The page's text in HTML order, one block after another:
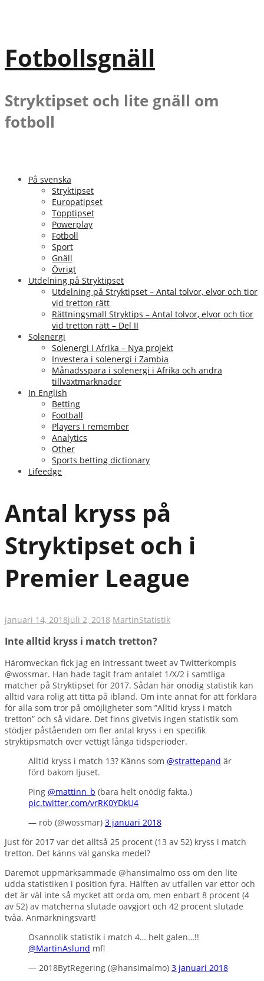
Fotbollsgnäll
Stryktipset och lite gnäll om
fotboll
På svenska
Stryktipset
Europatipset
Topptipset
Powerplay
Fotboll
Sport
Gnäll
Övrigt
Utdelning på Stryktipset
Utdelning på Stryktipset – Antal tolvor, elvor och tior
vid tretton rätt
Rättningsmall Stryktips – Antal tolvor, elvor och tior
vid tretton rätt – Del II
Solenergi
Solenergi i Afrika – Nya projekt
Investera i solenergi i Zambia
Månadsspara i solenergi i Afrika och andra
tillväxtmarknader
In English
Betting
Football
Players I remember
Analytics
Other
Sports betting dictionary
Lifeedge
Antal kryss på
Stryktipset och i
Premier League
januari 14, 2018juli 2, 2018 MartinStatistik
Inte alltid kryss i match tretton?
Häromveckan fick jag en intressant tweet av Twitterkompis
@wossmar. Han hade tagit fram antalet 1/X/2 i samtliga
matcher på Stryktipset för 2017. Sådan här onödig statistik kan
alltid vara rolig att titta på ibland. Om inte annat för att förklara
för alla som tror på omöjligheter som ”Alltid kryss i match
tretton” och så vidare. Det finns givetvis ingen statistik som
stödjer påståenden om fler antal kryss i en specifik
stryktipsmatch över vettigt långa tidsperioder.
Alltid kryss i match 13? Känns som @strattepand är
förd bakom ljuset.
Ping @mattinn_b (bara helt onödig fakta.)
pic.twitter.com/vrRK0YDkU4
— rob (@wossmar) 3 januari 2018
Just för 2017 var det alltså 25 procent (13 av 52) kryss i match
tretton. Det känns väl ganska medel?
Däremot uppmärksammade @hansimalmo oss om den lite
udda statistiken i position fyra. Hälften av utfallen var ettor och
det är väl inte så mycket att orda om, men enbart 8 procent (4
av 52) av matcherna slutade oavgjort och 42 procent slutade
tvåa. Anmärkningsvärt!
Osannolik statistik i match 4… helt galen…!!
@MartinAslund mfl
— 2018BytRegering (@hansimalmo) 3 januari 2018